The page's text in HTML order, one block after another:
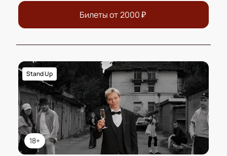
Билеты от 2000₽
18+
Stand Up